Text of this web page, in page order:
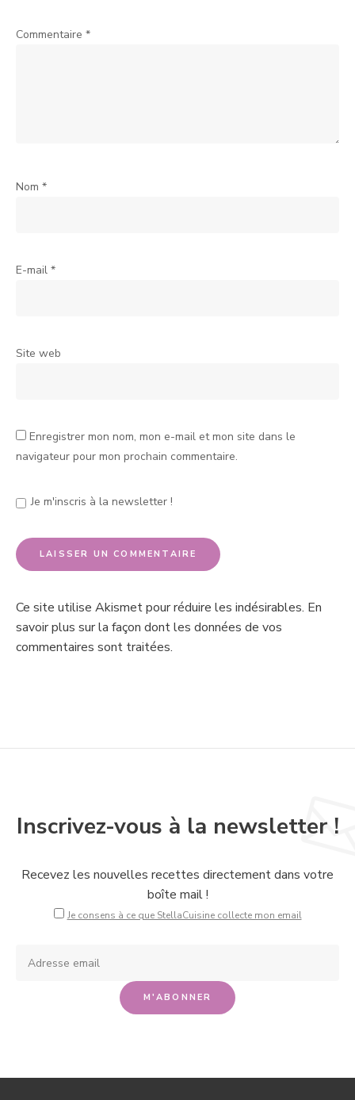
Commentaire *
Nom *
E-mail *
Site web
Enregistrer mon nom, mon e-mail et mon site dans le
navigateur pour mon prochain commentaire.
Je m'inscris à la newsletter !
Ce site utilise Akismet pour réduire les indésirables. En
savoir plus sur la façon dont les données de vos
commentaires sont traitées.
Inscrivez-vous à la newsletter !
Recevez les nouvelles recettes directement dans votre
boîte mail !
Je consens à ce que StellaCuisine collecte mon email